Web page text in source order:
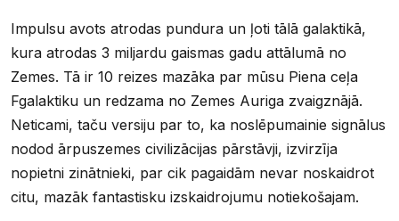
Impulsu avots atrodas pundura un ļoti tālā galaktikā,
kura atrodas 3 miljardu gaismas gadu attālumā no
Zemes. Tā ir 10 reizes mazāka par mūsu Piena ceļa
Fgalaktiku un redzama no Zemes Auriga zvaigznājā.
Neticami, taču versiju par to, ka noslēpumainie signālus
nodod ārpuszemes civilizācijas pārstāvji, izvirzīja
nopietni zinātnieki, par cik pagaidām nevar noskaidrot
citu, mazāk fantastisku izskaidrojumu notiekošajam.